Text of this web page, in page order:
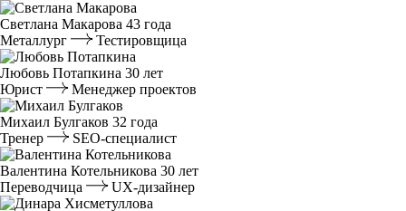
Светлана Макарова 43 года
Металлург
Тестировщица
Любовь Потапкина 30 лет
Юрист
Менеджер проектов
Михаил Булгаков 32 года
Тренер
SEO-специалист
Валентина Котельникова 30 лет
Переводчица
UX-дизайнер